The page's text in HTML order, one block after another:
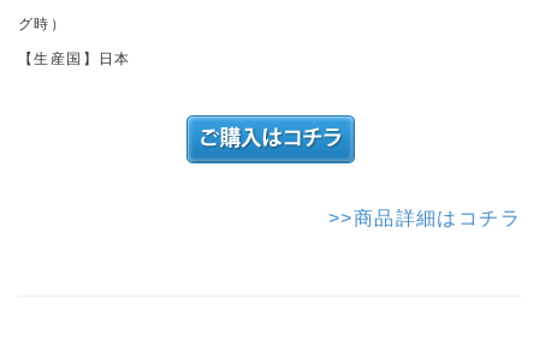
グ時）
【生産国】日本
>>商品詳細はコチラ